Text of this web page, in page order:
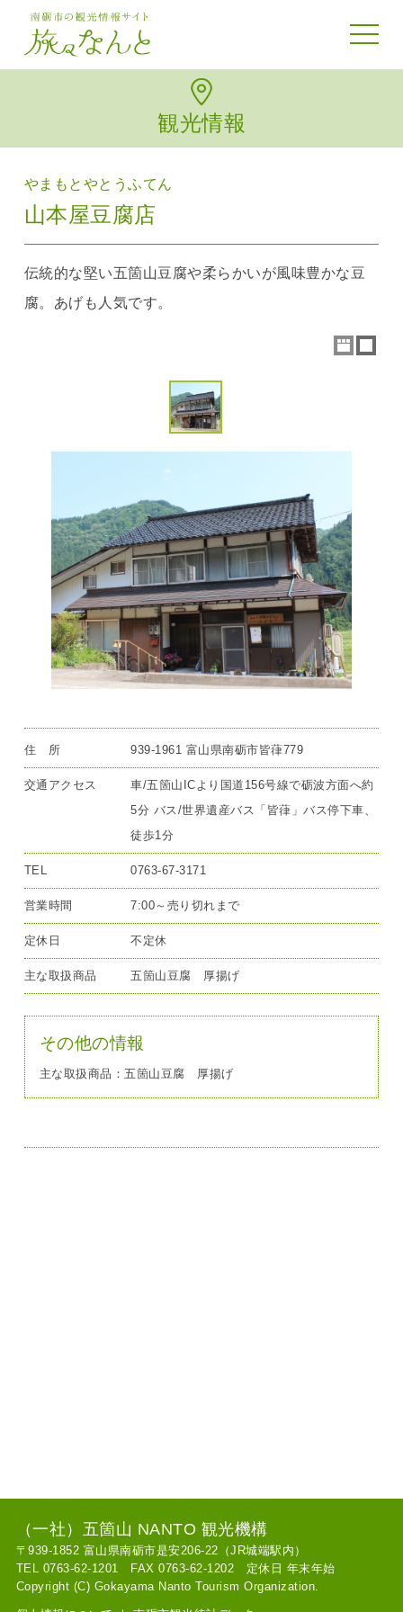
toggle
観光情報
やまもとやとうふてん
山本屋豆腐店
伝統的な堅い五箇山豆腐や柔らかいが風味豊かな豆
腐。あげも人気です。
住 所 939-1961 富山県南砺市皆葎779
交通アクセス
車/五箇山ICより国道156号線で砺波方面へ約
5分 バス/世界遺産バス「皆葎」バス停下車、
徒歩1分
TEL 0763-67-3171
営業時間 7:00～売り切れまで
定休日 不定休
主な取扱商品 五箇山豆腐 厚揚げ
その他の情報
主な取扱商品：五箇山豆腐 厚揚げ
（一社）五箇山 NANTO 観光機構
〒939-1852 富山県南砺市是安206-22（JR城端駅内）
TEL 0763-62-1201 FAX 0763-62-1202 定休日 年末年始
Copyright (C) Gokayama Nanto Tourism Organization.